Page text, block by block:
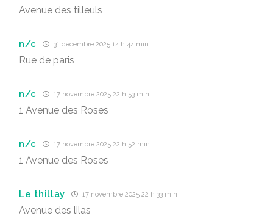
Avenue des tilleuls
n/c 31 décembre 2025 14 h 44 min
Rue de paris
n/c 17 novembre 2025 22 h 53 min
1 Avenue des Roses
n/c 17 novembre 2025 22 h 52 min
1 Avenue des Roses
Le thillay 17 novembre 2025 22 h 33 min
Avenue des lilas